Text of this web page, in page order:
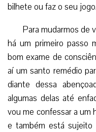
bilhete ou faz o seu
Para mudarmos de
há um primeiro passo
bom exame de
aí um santo remédio
diante dessa
algumas delas até
vou me confessar a um
e também está sujeito